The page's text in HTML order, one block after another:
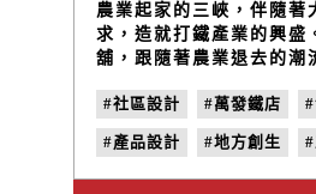
農業起家的三峽，伴隨著
求，造就打鐵產業的興盛
舖，跟隨著農業退去的潮
見證傳統打鐵產業的興衰
的堅毅，傳統打鐵匠師與
界合作，由蘇萬發師傅敲
樂文創重新設計刀具款式
#社區設計 #萬發鐵店
#產品設計 #地方創生